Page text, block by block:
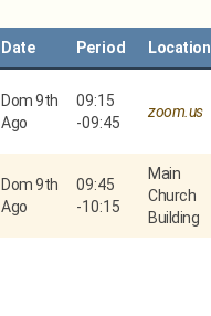
Date Period Location
Dom 9th
Ago
09:15
-09:45
zoom.us
Dom 9th
Ago
09:45
-10:15
Main
Church
Building